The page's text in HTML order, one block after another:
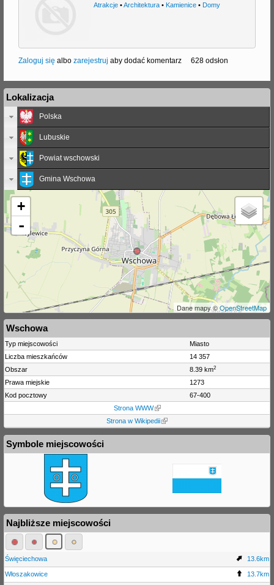
Atrakcje•Architektura• Kamienice• Domy
Zaloguj się albo zarejestruj aby dodać komentarz 628 odsłon
Lokalizacja
Polska
Lubuskie
Powiat wschowski
Gmina Wschowa
+
-
Dane mapy ©OpenStreetMap
Wschowa
Typ miejscowości
Miasto
Liczba mieszkańców
14 357
Obszar
8.39 km2
Prawa miejskie
1273
Kod pocztowy
67-400
Strona WWW
Strona w Wikipedii
Symbole miejscowości
Najbliższe miejscowości
Święciechowa 13.6km
Włoszakowice 13.7km